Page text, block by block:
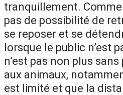
tranquillement.
pas de possibilité de
se reposer et se
lorsque le public n’est
n’est pas non plus
aux animaux,
est limité et que la